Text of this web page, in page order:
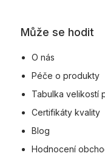
Může se hodit
O nás
Péče o produkty
Tabulka velikostí
Certifikáty kvality
Blog
Hodnocení